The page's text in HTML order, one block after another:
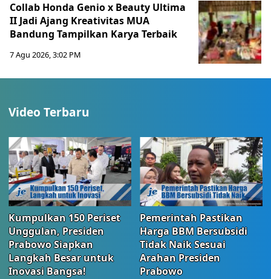
Collab Honda Genio x Beauty Ultima
II Jadi Ajang Kreativitas MUA
Bandung Tampilkan Karya Terbaik
7 Agu 2026, 3:02 PM
Video Terbaru
Kumpulkan 150 Periset
Unggulan, Presiden
Prabowo Siapkan
Langkah Besar untuk
Inovasi Bangsa!
Pemerintah Pastikan
Harga BBM Bersubsidi
Tidak Naik Sesuai
Arahan Presiden
Prabowo